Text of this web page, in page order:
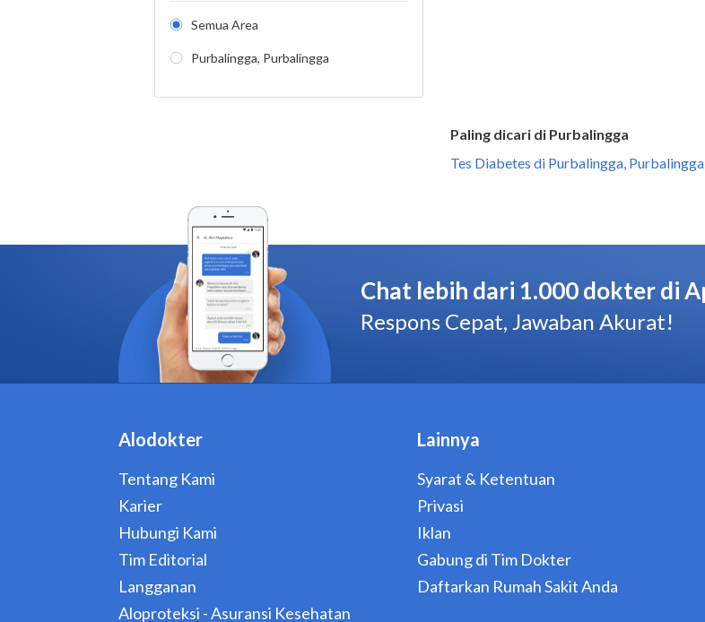
Paling dicari di Purbalingga
Tes Diabetes di Purbalingga, Purbalingga